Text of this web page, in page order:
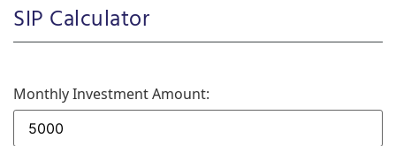
SIP Calculator
Monthly Investment Amount: